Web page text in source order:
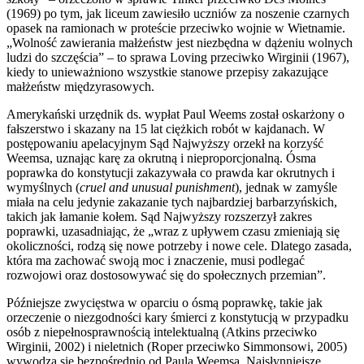
(1969) po tym, jak liceum zawiesiło uczniów za noszenie czarnych
opasek na ramionach w proteście przeciwko wojnie w Wietnamie.
„Wolność zawierania małżeństw jest niezbędna w dążeniu wolnych
ludzi do szczęścia” – to sprawa Loving przeciwko Wirginii (1967),
kiedy to unieważniono wszystkie stanowe przepisy zakazujące
małżeństw międzyrasowych.
Amerykański urzędnik ds. wypłat Paul Weems został oskarżony o
fałszerstwo i skazany na 15 lat ciężkich robót w kajdanach. W
postępowaniu apelacyjnym Sąd Najwyższy orzekł na korzyść
Weemsa, uznając karę za okrutną i nieproporcjonalną. Ósma
poprawka do konstytucji zakazywała co prawda kar okrutnych i
wymyślnych (cruel and unusual punishment), jednak w zamyśle
miała na celu jedynie zakazanie tych najbardziej barbarzyńskich,
takich jak łamanie kołem. Sąd Najwyższy rozszerzył zakres
poprawki, uzasadniając, że „wraz z upływem czasu zmieniają się
okoliczności, rodzą się nowe potrzeby i nowe cele. Dlatego zasada,
która ma zachować swoją moc i znaczenie, musi podlegać
rozwojowi oraz dostosowywać się do społecznych przemian”.
Późniejsze zwycięstwa w oparciu o ósmą poprawkę, takie jak
orzeczenie o niezgodności kary śmierci z konstytucją w przypadku
osób z niepełnosprawnością intelektualną (Atkins przeciwko
Wirginii, 2002) i nieletnich (Roper przeciwko Simmonsowi, 2005)
wywodzą się bezpośrednio od Paula Weemsa. Najsłynniejsze